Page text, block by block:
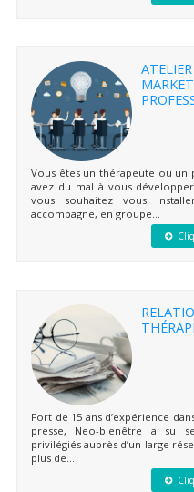
Vous êtes un thérapeute ou
avez du mal à vous
vous souhaitez vous
accompagne, en groupe...
Fort de 15 ans d’expérience
presse, Neo-bienêtre a su
privilégiés auprès d’un large
plus de...